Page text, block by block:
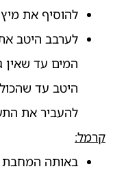
להוסיף את מיץ
המים עד שאין
היטב עד
להעביר את
קרמל:
באותה המחבת